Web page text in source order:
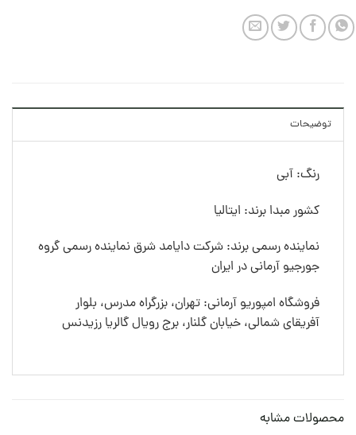
توضیحات
رنگ: آبی
کشور مبدا برند: ایتالیا
نماینده رسمی برند: شرکت دایامد شرق نماینده رسمی گروه
جورجیو آرمانی در ایران
فروشگاه امپوریو آرمانی: تهران، بزرگراه مدرس، بلوار
آفریقای شمالی، خیابان گلنار، برج رویال گالریا رزیدنس
محصولات مشابه